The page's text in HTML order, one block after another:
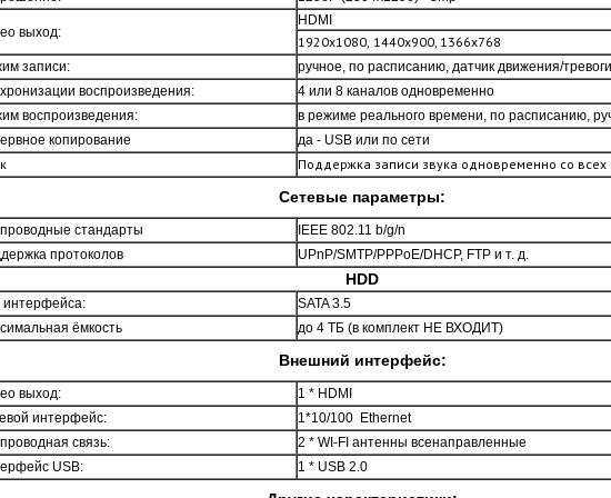
выход:
HDMI
1920x1080, 1440x900, 1366x768
записи:
ручное, по расписанию, датчик движения/тревоги
воспроизведения:
4 или 8 каналов одновременно
воспроизведения:
в режиме реального времени, по расписанию,
копирование
да - USB или по сети
Поддержка записи звука одновременно со всех
Сетевые параметры:
стандарты
IEEE 802.11 b/g/n
протоколов
UPnP/SMTP/PPPoE/DHCP, FTP и т. д.
HDD
интерфейса:
SATA 3.5
ёмкость
до 4 ТБ (в комплект НЕ ВХОДИТ)
Внешний интерфейс:
выход:
1 * HDMI
интерфейс:
1*10/100 Ethernet
связь:
2 * WI-FI антенны всенаправленные
USB:
1 * USB 2.0